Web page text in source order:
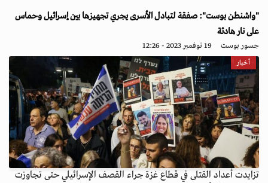
"واشنطن بوست": صفقة لتبادل الأسرى يجري تجهيزها بين إسرائيل وحماس
على نار هادئة
جسور بوست 19 نوفمبر 2023 - 12:26
أخبار
تزايدت أعداد القتلى في قطاع غزة جراء القصف الإسرائيلي حتى تجاوزت